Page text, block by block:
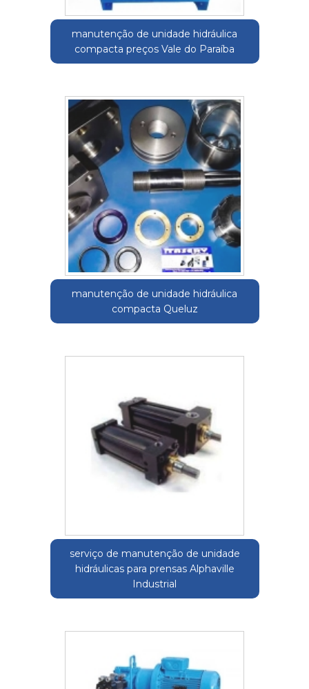
manutenção de unidade hidráulica
compacta preços Vale do Paraíba
manutenção de unidade hidráulica
compacta Queluz
serviço de manutenção de unidade
hidráulicas para prensas Alphaville
Industrial